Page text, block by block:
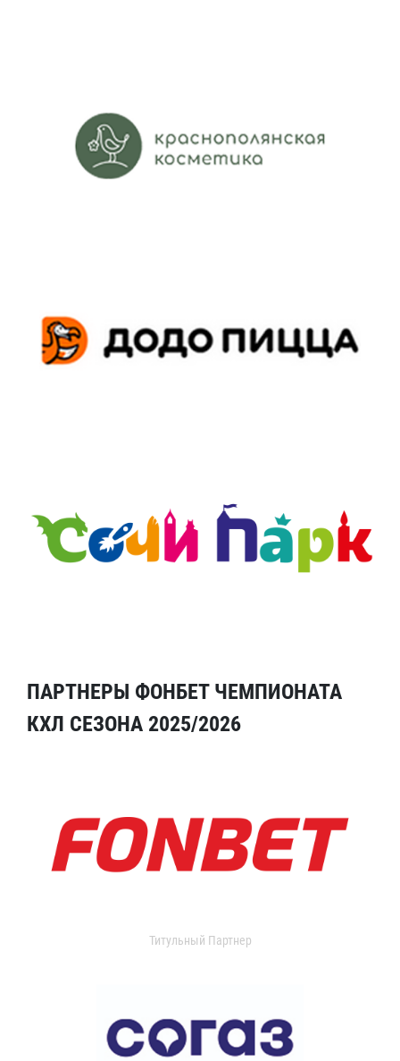
ПАРТНЕРЫ ФОНБЕТ ЧЕМПИОНАТА
КХЛ СЕЗОНА 2025/2026
Титульный Партнер